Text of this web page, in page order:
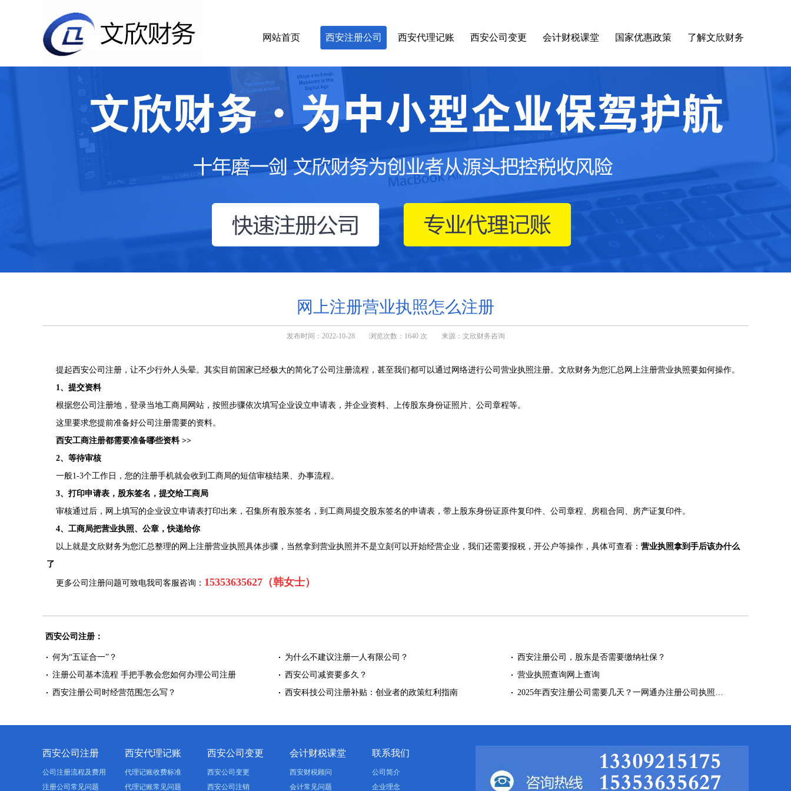
网站首页 西安注册公司 西安代理记账 西安公司变更 会计财税课堂 国家优惠政策 了解文欣财务
网上注册营业执照怎么注册
发布时间：2022-10-28 浏览次数：1640 次 来源：文欣财务咨询
提起西安公司注册，让不少行外人头晕。其实目前国家已经极大的简化了公司注册流程，甚至我们都可以通过网络进行公司营业执照注册。文欣财务为您汇总网上注册营业执照要如何操作。
1、提交资料
根据您公司注册地，登录当地工商局网站，按照步骤依次填写企业设立申请表，并企业资料、上传股东身份证照片、公司章程等。
这里要求您提前准备好公司注册需要的资料。
西安工商注册都需要准备哪些资料 >>
2、等待审核
一般1-3个工作日，您的注册手机就会收到工商局的短信审核结果、办事流程。
3、打印申请表，股东签名，提交给工商局
审核通过后，网上填写的企业设立申请表打印出来，召集所有股东签名，到工商局提交股东签名的申请表，带上股东身份证原件复印件、公司章程、房租合同、房产证复印件。
4、工商局把营业执照、公章，快递给你
以上就是文欣财务为您汇总整理的网上注册营业执照具体步骤，当然拿到营业执照并不是立刻可以开始经营企业，我们还需要报税，开公户等操作，具体可查看： 营业执照拿到手后该办什么
了
更多公司注册问题可致电我司客服咨询： 15353635627（韩女士）
西安公司注册：
何为“五证合一”？ 为什么不建议注册一人有限公司？
西安注册公司，股东是否需要缴纳社保？
注册公司基本流程 手把手教会您如何办理公司注册
西安公司减资要多久？
营业执照查询网上查询
西安注册公司时经营范围怎么写？
西安科技公司注册补贴：创业者的政策红利指南 2025年西安注册公司需要几天？一网通办注册公司执照…
西安公司注册
公司注册流程及费用
注册公司常见问题
西安代理记账
代理记账收费标准
代理记账常见问题
西安公司变更
西安公司变更
西安公司注销
会计财税课堂
西安财税顾问
会计常见问题
联系我们
公司简介
企业理念